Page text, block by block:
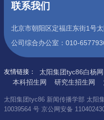
联系我们
北京市朝阳区定福庄东街1号
公司综合办公室：010-
友情链接： 太阳集团tyc86白杨网
本科招生网
研究生招生网
太阳集团tyc86 新闻传播学部 太阳
10039564 号 京公网安备